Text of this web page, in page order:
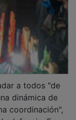
dinámica de
coordinación",
e Infancia. En